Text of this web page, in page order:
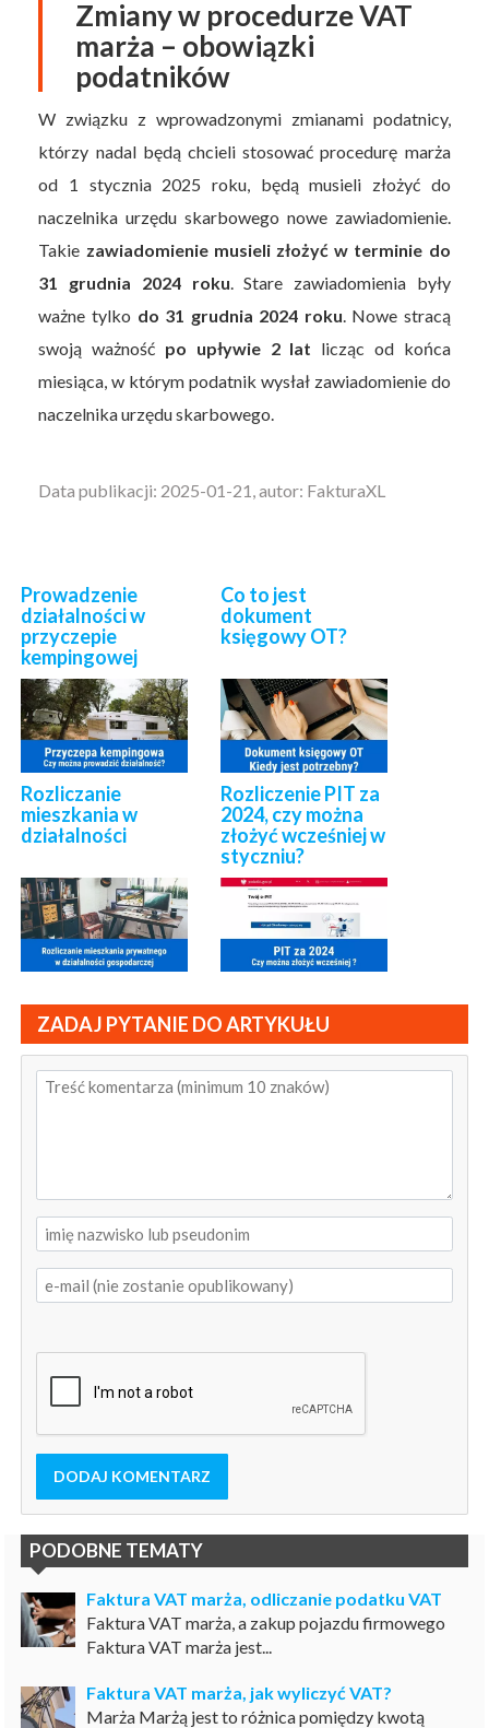
Zmiany w procedurze VAT
marża – obowiązki
podatników
W związku z wprowadzonymi zmianami podatnicy,
którzy nadal będą chcieli stosować procedurę marża
od 1 stycznia 2025 roku, będą musieli złożyć do
naczelnika urzędu skarbowego nowe zawiadomienie.
Takie zawiadomienie musieli złożyć w terminie do
31 grudnia 2024 roku . Stare zawiadomienia były
ważne tylko do 31 grudnia 2024 roku . Nowe stracą
swoją ważność po upływie 2 lat licząc od końca
miesiąca, w którym podatnik wysłał zawiadomienie do
naczelnika urzędu skarbowego.
Data publikacji: 2025-01-21, autor: FakturaXL
Prowadzenie
działalności w
przyczepie
kempingowej
Co to jest
dokument
księgowy OT?
Rozliczanie
mieszkania w
działalności
Rozliczenie PIT za
2024, czy można
złożyć wcześniej w
styczniu?
ZADAJ PYTANIE DO ARTYKUŁU
DODAJ KOMENTARZ
PODOBNE TEMATY
Faktura VAT marża, odliczanie podatku VAT
Faktura VAT marża, a zakup pojazdu firmowego
Faktura VAT marża jest...
Faktura VAT marża, jak wyliczyć VAT?
Marża Marżą jest to różnica pomiędzy kwotą